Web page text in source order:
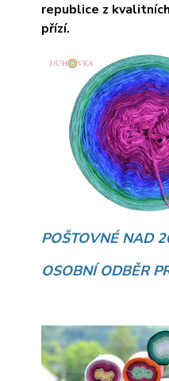
republice z
přízí.
POŠTOVNÉ NAD
OSOBNÍ ODBĚR